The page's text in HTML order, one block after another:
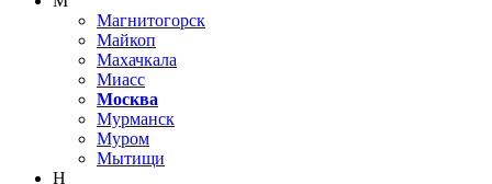
Магнитогорск
Майкоп
Махачкала
Миасс
Москва
Мурманск
Муром
Мытищи
Н